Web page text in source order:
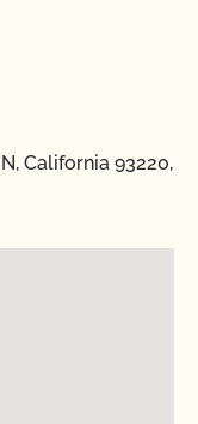
California 93220,